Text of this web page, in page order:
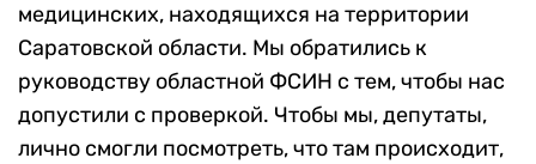
медицинских, находящихся на территории
Саратовской области. Мы обратились к
руководству областной ФСИН с тем, чтобы нас
допустили с проверкой. Чтобы мы, депутаты,
лично смогли посмотреть, что там происходит,